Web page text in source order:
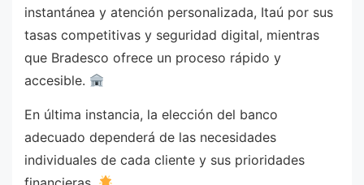
instantánea y atención personalizada, Itaú por sus
tasas competitivas y seguridad digital, mientras
que Bradesco ofrece un proceso rápido y
accesible.
En última instancia, la elección del banco
adecuado dependerá de las necesidades
individuales de cada cliente y sus prioridades